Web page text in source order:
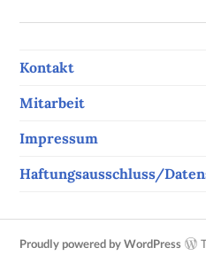
A
r
s
s
Kontakt
Mitarbeit
Impressum
Haftungsausschluss/
Proudly powered by WordPress